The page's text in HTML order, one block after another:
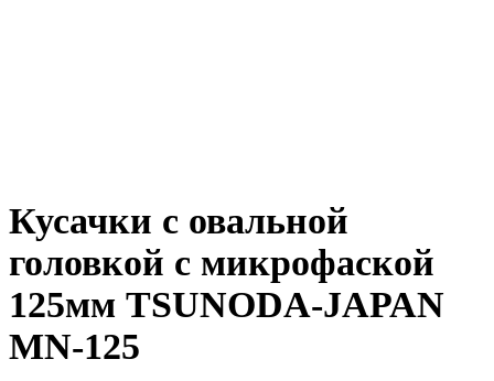
Кусачки с овальной
головкой с микрофаской
125мм TSUNODA-JAPAN
MN-125